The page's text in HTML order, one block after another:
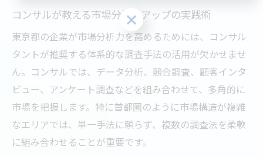
コンサルが教える市場分析力アップの実践術
東京都の企業が市場分析力を高めるためには、コンサル
タントが推奨する体系的な調査手法の活用が欠かせませ
ん。コンサルでは、データ分析、競合調査、顧客インタ
ビュー、アンケート調査などを組み合わせて、多角的に
市場を把握します。特に首都圏のように市場構造が複雑
なエリアでは、単一手法に頼らず、複数の調査法を柔軟
に組み合わせることが重要です。
お問い合わせはこちら